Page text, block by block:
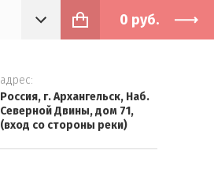
0 руб.
адрес:
Россия, г. Архангельск, Наб.
Северной Двины, дом 71,
(вход со стороны реки)